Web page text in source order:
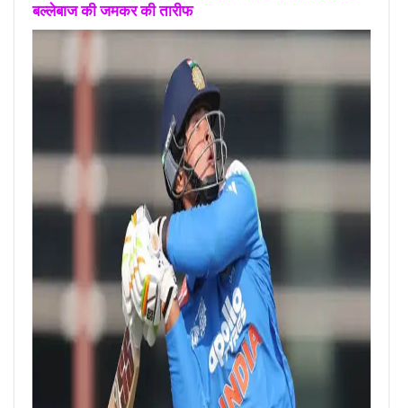
बल्लेबाज की जमकर की तारीफ